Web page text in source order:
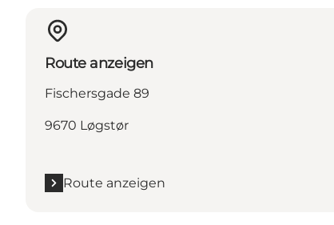
Route anzeigen
Fischersgade 89
9670 Løgstør
Route anzeigen